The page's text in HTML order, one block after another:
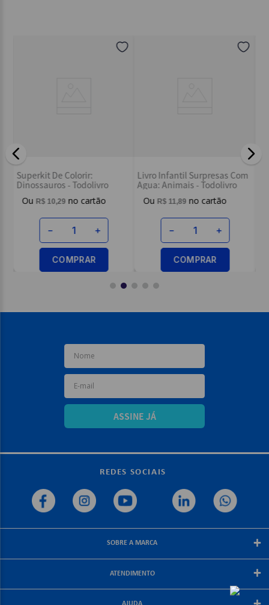
ENVIAR AVALIAÇÃO
Superkit De Colorir:
Dinossauros - Todolivro
R$ 10,29
＋
－
COMPRAR
Livro Infantil Surpresas Com
Agua: Animais - Todolivro
R$ 11,89
＋
－
COMPRAR
ASSINE JÁ
REDES SOCIAIS
SOBRE A MARCA +
Encarte Papelex
Blog Papelex
Lojas Papelex
ATENDIMENTO +